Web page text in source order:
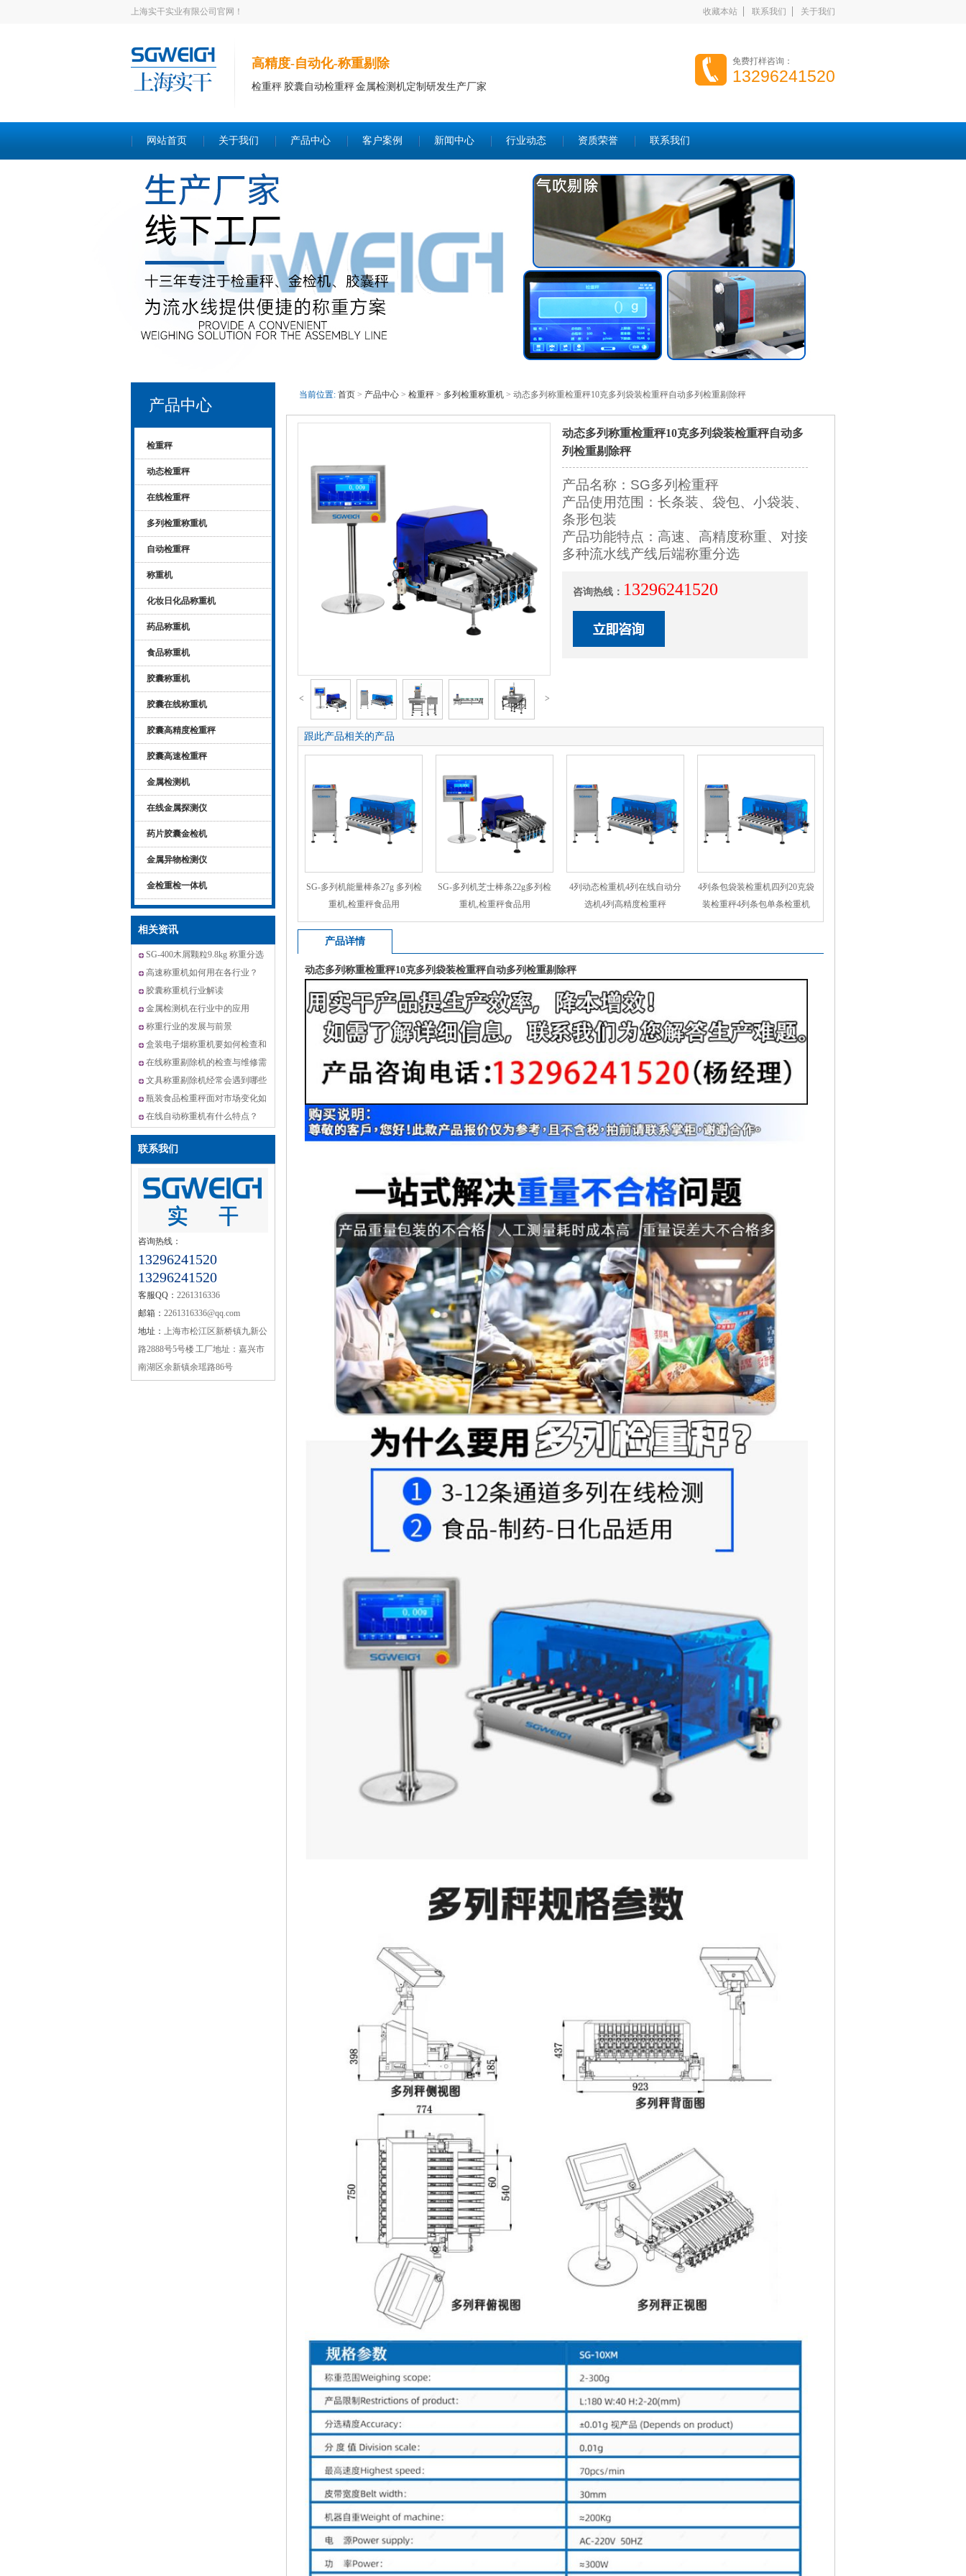
上海实干实业有限公司官网！ 收藏本站 联系我们 关于我们
高精度-自动化-称重剔除
检重秤 胶囊自动检重秤 金属检测机定制研发生产厂家
免费打样咨询：
13296241520
网站首页 关于我们 产品中心 客户案例 新闻中心 行业动态 资质荣誉 联系我们
产品中心
检重秤
动态检重秤
在线检重秤
多列检重称重机
自动检重秤
称重机
化妆日化品称重机
药品称重机
食品称重机
胶囊称重机
胶囊在线称重机
胶囊高精度检重秤
胶囊高速检重秤
金属检测机
在线金属探测仪
药片胶囊金检机
金属异物检测仪
金检重检一体机
相关资讯
SG-400木屑颗粒9.8kg 称重分选
机,动态选别秤方案
高速称重机如何用在各行业？
胶囊称重机行业解读
金属检测机在行业中的应用
称重行业的发展与前景
盒装电子烟称重机要如何检查和
维修？
在线称重剔除机的检查与维修需
要怎么做？
文具称重剔除机经常会遇到哪些
问题？
瓶装食品检重秤面对市场变化如
何升级？
在线自动称重机有什么特点？
联系我们
咨询热线：
13296241520
13296241520
客服QQ： 2261316336
邮箱： 2261316336@qq.com
地址： 上海市松江区新桥镇九新公
路2888号5号楼 工厂地址：嘉兴市
南湖区余新镇余瑶路86号
当前位置: 首页 > 产品中心 > 检重秤 > 多列检重称重机 > 动态多列称重检重秤10克多列袋装检重秤自动多列检重剔除秤
< >
动态多列称重检重秤10克多列袋装检重秤自动多
列检重剔除秤
产品名称：SG多列检重秤
产品使用范围：长条装、袋包、小袋装、
条形包装
产品功能特点：高速、高精度称重、对接
多种流水线产线后端称重分选
咨询热线： 13296241520
跟此产品相关的产品
SG-多列机能量棒条27g 多列检
重机,检重秤食品用
SG-多列机芝士棒条22g多列检
重机,检重秤食品用
4列动态检重机4列在线自动分
选机4列高精度检重秤
4列条包袋装检重机四列20克袋
装检重秤4列条包单条检重机
产品详情
动态多列称重检重秤10克多列袋装检重秤自动多列检重剔除秤